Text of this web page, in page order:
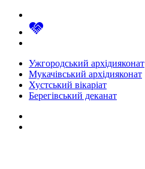
Ужгородський архідияконат
Мукачівський архідияконат
Хустський вікаріат
Берегівський деканат